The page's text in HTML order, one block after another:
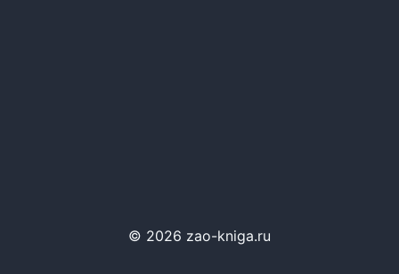
© 2026 zao-kniga.ru